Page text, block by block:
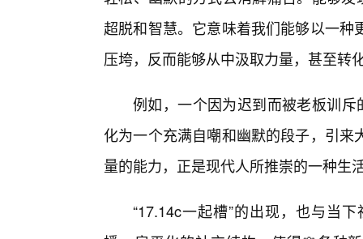
超脱和智慧。它意味着我们能够以一
压垮，反而能够从中汲取力量，甚至转
例如，一个因为迟到而被老板训斥
化为一个充满自嘲和幽默的段子，引
量的能力，正是现代人所推崇的一种生
“17.14c一起槽”的出现，也与当